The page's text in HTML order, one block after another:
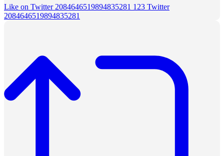
Like on Twitter 2084646519894835281 123 Twitter
2084646519894835281